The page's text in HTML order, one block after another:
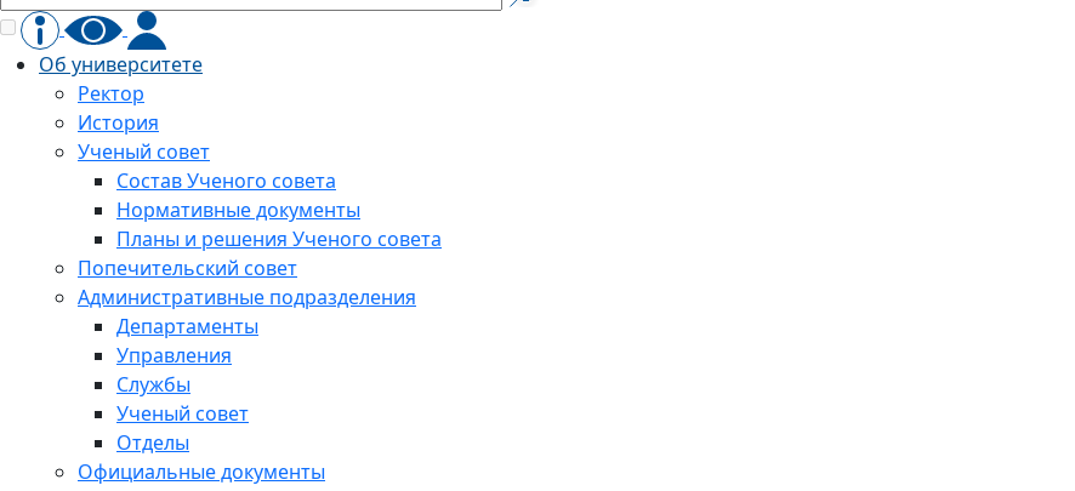
Об университете
Ректор
История
Ученый совет
Состав Ученого совета
Нормативные документы
Планы и решения Ученого совета
Попечительский совет
Административные подразделения
Департаменты
Управления
Службы
Ученый совет
Отделы
Официальные документы